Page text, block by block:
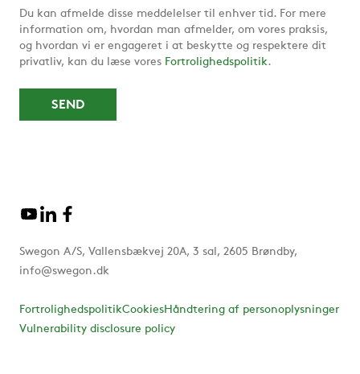
Du kan afmelde disse meddelelser til enhver tid. For mere
information om, hvordan man afmelder, om vores praksis,
og hvordan vi er engageret i at beskytte og respektere dit
privatliv, kan du læse vores Fortrolighedspolitik.
Swegon A/S, Vallensbækvej 20A, 3 sal, 2605 Brøndby,
info@swegon.dk
FortrolighedspolitikCookiesHåndtering af personoplysninger
Vulnerability disclosure policy